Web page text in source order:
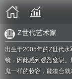
Z世代艺术家
出生于2005年的Z世代
镜，因此感到强烈窒息
鬼一样的妆容，能凑合